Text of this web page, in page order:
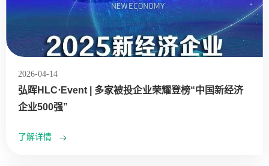
2026-04-14
弘晖HLC⋅Event | 多家被投企业荣耀登榜“中国新经济
企业500强”
了解详情